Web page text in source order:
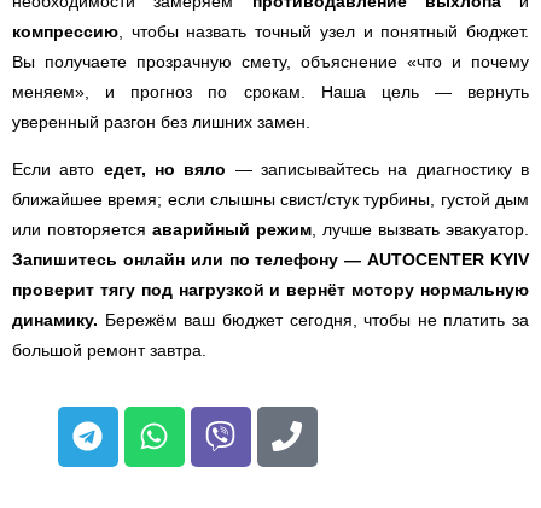
компрессию , чтобы назвать точный узел и понятный бюджет.
Вы получаете прозрачную смету, объяснение «что и почему
меняем», и прогноз по срокам. Наша цель — вернуть
уверенный разгон без лишних замен.
Если авто едет, но вяло — записывайтесь на диагностику в
ближайшее время; если слышны свист/стук турбины, густой дым
или повторяется аварийный режим, лучше вызвать эвакуатор.
Запишитесь онлайн или по телефону — AUTOCENTER KYIV
проверит тягу под нагрузкой и вернёт мотору нормальную
динамику. Бережём ваш бюджет сегодня, чтобы не платить за
большой ремонт завтра.